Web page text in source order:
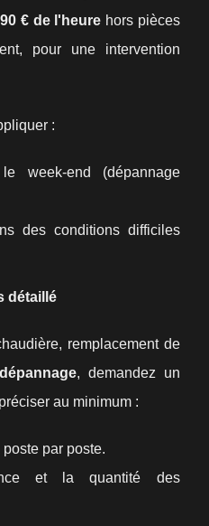
€ de l'heure hors pièces
pour une intervention
:
week-end (dépannage
des conditions difficiles
détaillé
remplacement de
dépannage, demandez un
au minimum :
par poste.
et la quantité des